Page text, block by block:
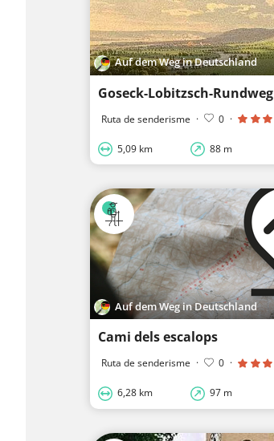
Auf dem Weg in Deutschland
Goseck-Lobitzsch-Rundweg
Ruta de senderisme · 0 ·
5,09 km 88 m
Auf dem Weg in Deutschland
Cami dels escalops
Ruta de senderisme · 0 ·
6,28 km 97 m